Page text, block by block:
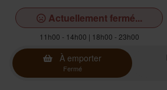
Actuellement fermé...
11h00 - 14h00 | 18h00 - 23h00
À emporter
Fermé